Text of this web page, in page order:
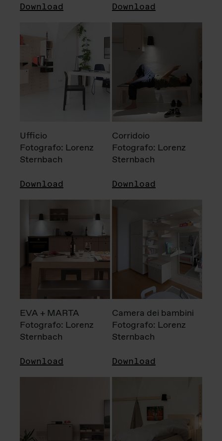
Download Download
Ufficio
Fotografo: Lorenz
Sternbach
Download
Corridoio
Fotografo: Lorenz
Sternbach
Download
EVA + MARTA
Fotografo: Lorenz
Sternbach
Download
Camera dei bambini
Fotografo: Lorenz
Sternbach
Download